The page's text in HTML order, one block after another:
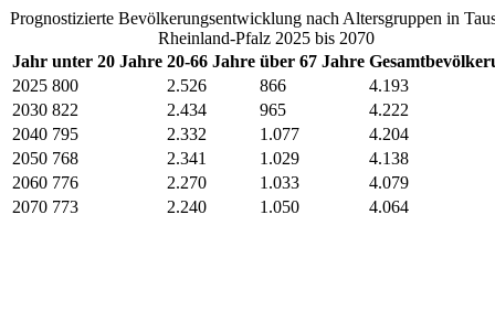
Prognostizierte Bevölkerungsentwicklung nach Altersgruppen in
Rheinland-Pfalz 2025 bis 2070
Jahr unter 20 Jahre 20-66 Jahre über 67 Jahre
2025 800 2.526 866
4.193
2030 822 2.434 965
4.222
2040 795 2.332 1.077
4.204
2050 768 2.341 1.029
4.138
2060 776 2.270 1.033
4.079
2070 773 2.240 1.050 4.064